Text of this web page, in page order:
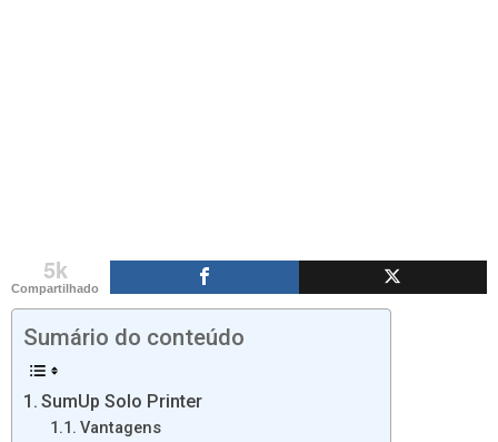
5k
Compartilhado
Sumário do conteúdo
SumUp Solo Printer
Vantagens